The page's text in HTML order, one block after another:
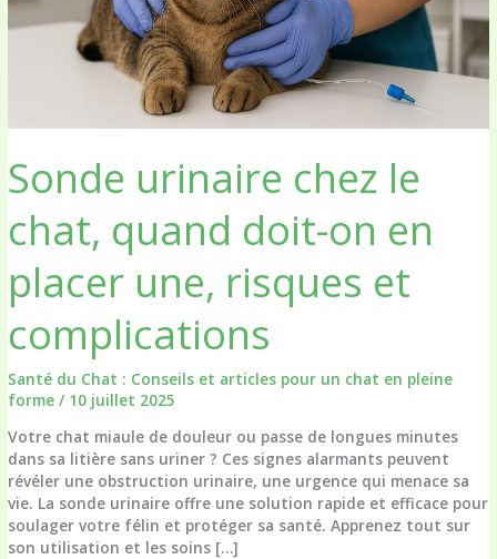
Sonde urinaire chez le
chat, quand doit-on en
placer une, risques et
complications
Santé du Chat : Conseils et articles pour un chat en pleine
forme / 10 juillet 2025
Votre chat miaule de douleur ou passe de longues minutes
dans sa litière sans uriner ? Ces signes alarmants peuvent
révéler une obstruction urinaire, une urgence qui menace sa
vie. La sonde urinaire offre une solution rapide et efficace pour
soulager votre félin et protéger sa santé. Apprenez tout sur
son utilisation et les soins […]